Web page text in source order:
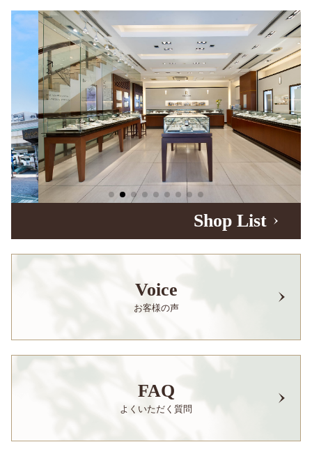
Shop List
Voice
お客様の声
FAQ
よくいただく質問